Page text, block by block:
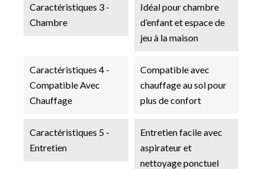
Caractéristiques 3 -
Chambre
Idéal pour chambre
d’enfant et espace de
jeu à la maison
Caractéristiques 4 -
Compatible Avec
Chauffage
Compatible avec
chauffage au sol pour
plus de confort
Caractéristiques 5 -
Entretien
Entretien facile avec
aspirateur et
nettoyage ponctuel